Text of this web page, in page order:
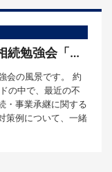
セミナー風景 ： 2017年6月度 相続勉強会「賃貸オーナー様の相続＆事業承継－傾向と対策 」
会の風景です。 約
の中で、最近の不
・事業承継に関する
策例について、一緒